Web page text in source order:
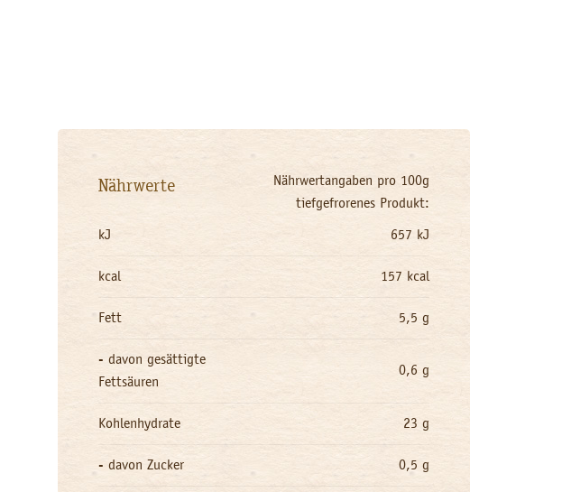
Nährwerte
Nährwertangaben pro 100g
tiefgefrorenes Produkt:
kJ 657 kJ
kcal 157 kcal
Fett 5,5 g
- davon gesättigte
Fettsäuren
0,6 g
Kohlenhydrate 23 g
- davon Zucker 0,5 g